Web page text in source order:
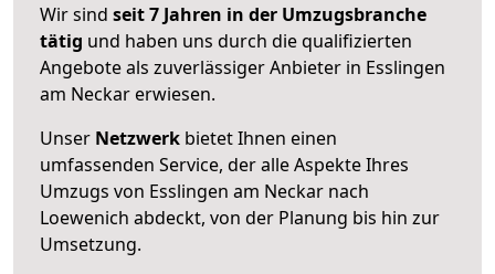
Wir sind seit 7 Jahren in der Umzugsbranche
tätig und haben uns durch die qualifizierten
Angebote als zuverlässiger Anbieter in Esslingen
am Neckar erwiesen.
Unser Netzwerk bietet Ihnen einen
umfassenden Service, der alle Aspekte Ihres
Umzugs von Esslingen am Neckar nach
Loewenich abdeckt, von der Planung bis hin zur
Umsetzung.